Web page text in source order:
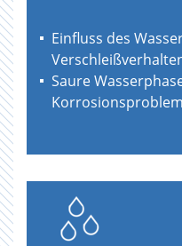
Einfluss des
Saure